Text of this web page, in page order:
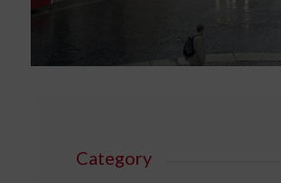
Category